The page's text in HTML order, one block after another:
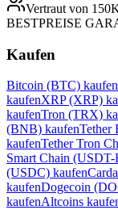
Vertraut von
BESTPREISE
Kaufen
Bitcoin (BTC) kaufen
kaufenXRP (XRP)
kaufenTron (TRX)
(BNB) kaufenTether
kaufenTether Tron
Smart Chain
(USDC) kaufen
kaufenDogecoin
kaufenAltcoins